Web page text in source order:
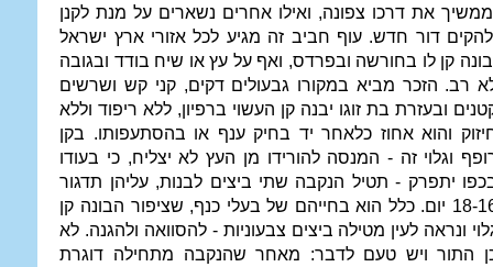
את דרכו צפונה, ואילו אחרים נשארים על מנת לקנן
דור חדש. עוף חביב זה מגיע לכל אזורי ארץ ישראל
קן לו בחורשה ובפרדס, ואף על עץ או שיח בודד ובגובה
רב. הזכר מביא במקורו גבעולים דקים, קני קש ושרשים
ובעזרת בת זוגו יבנה קן העשוי ברפיון, ללא ריפוד וללא
והוא אחוז כלאחר יד בחיק ענף או בהסתעפותו. בקן
וגלוי זה - המנסה להורידו מן העץ לא יצליח, כי בעודו
יתפרק - תטיל הנקבה שתי ביצים לבנות, עליהן תדגור
18-16 יום. כלל הוא בחייהם של בעלי כנף, שציפור הבונה קן
ונראה לעין מטילה ביצים צבעוניות - להסוואה ולהגנה. לא
התור ויש טעם לדבר: מאחר שהנקבה מתחילה דוגרת